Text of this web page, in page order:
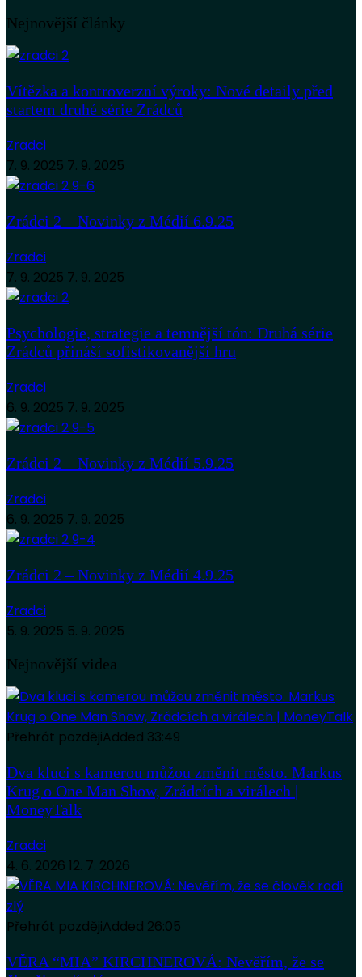
Nejnovější články
Vítězka a kontroverzní výroky: Nové detaily před
startem druhé série Zrádců
Zradci
7. 9. 2025 7. 9. 2025
Zrádci 2 – Novinky z Médií 6.9.25
Zradci
7. 9. 2025 7. 9. 2025
Psychologie, strategie a temnější tón: Druhá série
Zrádců přináší sofistikovanější hru
Zradci
6. 9. 2025 7. 9. 2025
Zrádci 2 – Novinky z Médií 5.9.25
Zradci
6. 9. 2025 7. 9. 2025
Zrádci 2 – Novinky z Médií 4.9.25
Zradci
5. 9. 2025 5. 9. 2025
Nejnovější videa
Přehrát pozdějiAdded 33:49
Dva kluci s kamerou můžou změnit město. Markus
Krug o One Man Show, Zrádcích a virálech |
MoneyTalk
Zradci
4. 6. 2026 12. 7. 2026
Přehrát pozdějiAdded 26:05
VĚRA “MIA” KIRCHNEROVÁ: Nevěřím, že se